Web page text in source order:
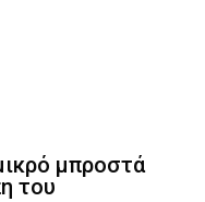
μπροστά
του